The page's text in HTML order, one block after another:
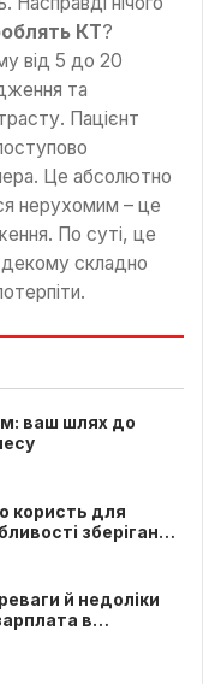
КТ?
від 5 до 20
та
Пацієнт
Це абсолютно
нерухомим – це
По суті, це
складно
ваш шлях до
користь для
зберігання
й недоліки
в